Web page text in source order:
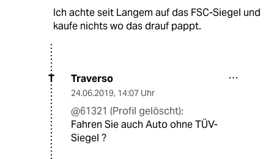
Ich achte seit Langem auf das FSC-Siegel und
kaufe nichts wo das drauf pappt.
T Traverso
24.06.2019, 14:07 Uhr
@61321 (Profil gelöscht):
Fahren Sie auch Auto ohne TÜV-
Siegel ?